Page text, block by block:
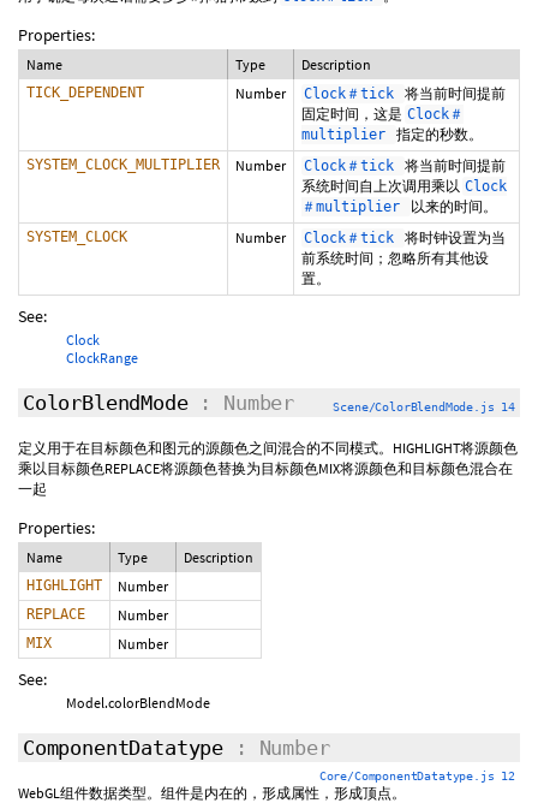
Properties:
Name Type Description
TICK_DEPENDENT Number Clock＃tick
将当前时间提前
固定时间，这是 Clock＃
multiplier
指定的秒数。
SYSTEM_CLOCK_MULTIPLIER Number Clock＃tick
将当前时间提前
系统时间自上次调用乘以 Clock
＃multiplier
以来的时间。
SYSTEM_CLOCK Number Clock＃tick
将时钟设置为当
前系统时间；忽略所有其他设
置。
See:
Clock
ClockRange
ColorBlendMode : Number Scene/ColorBlendMode.js 14
定义用于在目标颜色和图元的源颜色之间混合的不同模式。HIGHLIGHT将源颜色
乘以目标颜色REPLACE将源颜色替换为目标颜色MIX将源颜色和目标颜色混合在
一起
Properties:
Name Type Description
HIGHLIGHT Number
REPLACE Number
MIX Number
See:
Model.colorBlendMode
ComponentDatatype : Number
Core/ComponentDatatype.js 12
WebGL组件数据类型。组件是内在的，形成属性，形成顶点。